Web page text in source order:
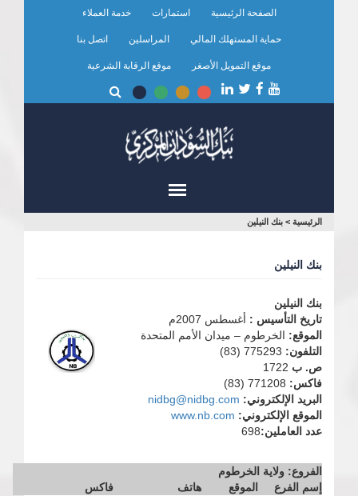
الصفحة الرئيسية استمارات خدمة العملاء
حماية المستهلك المالي المراسلين اتصل بنا
موقع التمويل الأصغر موقع الرقابة الشرعية
أنت
هنا
الرئيسية > بنك النيلين
بنك النيلين
بنك النيلين
تاريخ التأسيس : أغسطس 2007م
الموقع: الخرطوم – ميدان الأمم المتحدة
التلفون:
ص. ب
فاكس:
البريد الإلكتروني: nidbg@nidbg.com
الموقع الإلكتروني: www.nb.com
عدد العاملين:698
الفروع: ولاية الخرطوم
إسم الفرع
الموقع هاتف
فاكس